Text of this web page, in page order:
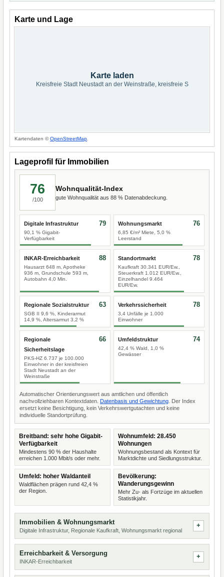
Karte und Lage
Karte laden
Kreisfreie Stadt Neustadt an der Weinstraße, kreisfreie S
Kartendaten ©OpenStreetMap
Lageprofil für Immobilien
76
/100
Wohnqualität-Index
gute Wohnqualität aus 88 % Datenabdeckung.
Digitale Infrastruktur
90,1 % Gigabit-
Verfügbarkeit
79 Wohnungsmarkt
6,85 €/m² Miete, 5,0 %
Leerstand
76
INKAR-Erreichbarkeit
Hausarzt 648 m, Apotheke
936 m, Grundschule 593 m,
Autobahn 4,0 Min.
88 Standortmarkt
Kaufkraft 30.341 EUR/Ew.,
Steuerkraft 1.012 EUR/Ew.,
Einzelhandel 9.464
EUR/Ew.
78
Regionale Sozialstruktur
SGB II 9,6 %, Kinderarmut
14,9 %, Altersarmut 3,2 %
63 Verkehrssicherheit
3,4 Unfälle je 1.000
Einwohner
78
Regionale
Sicherheitslage
PKS-HZ 6.737 je 100.000
Einwohner in der kreisfreien
Stadt Neustadt an der
Weinstraße
66 Umfeldstruktur
42,4 % Wald, 1,0 %
Gewässer
74
Automatischer Orientierungswert aus amtlichen und öffentlich
nachvollziehbaren Kontextdaten. Datenbasis und Gewichtung . Der Index
ersetzt keine Besichtigung, kein Verkehrswertgutachten und keine
individuelle Standortprüfung.
Breitband: sehr hohe Gigabit-
Verfügbarkeit
Mindestens 90 % der Haushalte
erreichen 1.000 Mbit/s oder mehr.
Wohnumfeld: 28.450
Wohnungen
Wohnungsbestand als Kontext für
Marktdichte und Siedlungsstruktur.
Umfeld: hoher Waldanteil
Waldflächen prägen rund 42,4 %
der Region.
Bevölkerung:
Wanderungsgewinn
Mehr Zu- als Fortzüge im aktuellen
Statistikjahr.
Immobilien & Wohnungsmarkt
Digitale Infrastruktur, Regionale Kaufkraft, Wohnungsmarkt regional
Erreichbarkeit & Versorgung
INKAR-Erreichbarkeit